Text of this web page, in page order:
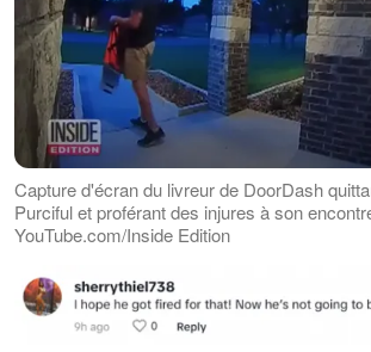
Capture d'écran du livreur de DoorDash
Purciful et proférant des injures à son
YouTube.com/Inside Edition